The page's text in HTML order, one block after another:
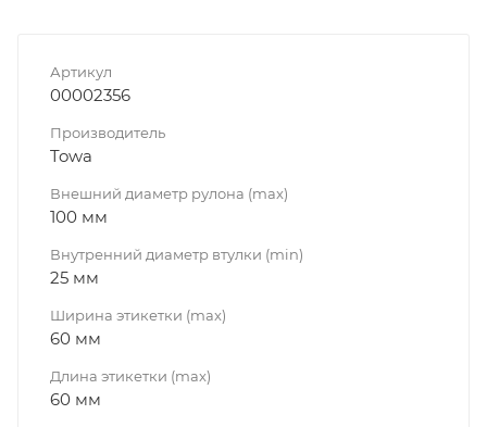
Артикул
00002356
Производитель
Towa
Внешний диаметр рулона (max)
100 мм
Внутренний диаметр втулки (min)
25 мм
Ширина этикетки (max)
60 мм
Длина этикетки (max)
60 мм